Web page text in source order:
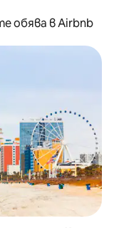
обява в Airbnb